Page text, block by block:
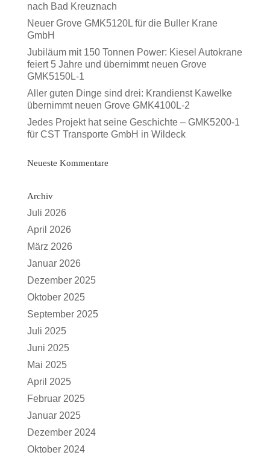
nach Bad Kreuznach
Neuer Grove GMK5120L für die Buller Krane
GmbH
Jubiläum mit 150 Tonnen Power: Kiesel Autokrane
feiert 5 Jahre und übernimmt neuen Grove
GMK5150L-1
Aller guten Dinge sind drei: Krandienst Kawelke
übernimmt neuen Grove GMK4100L-2
Jedes Projekt hat seine Geschichte – GMK5200-1
für CST Transporte GmbH in Wildeck
Neueste Kommentare
Archiv
Juli 2026
April 2026
März 2026
Januar 2026
Dezember 2025
Oktober 2025
September 2025
Juli 2025
Juni 2025
Mai 2025
April 2025
Februar 2025
Januar 2025
Dezember 2024
Oktober 2024